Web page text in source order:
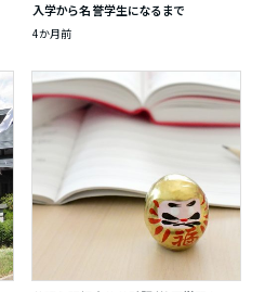
入学から名誉学生になるまで
4か月前